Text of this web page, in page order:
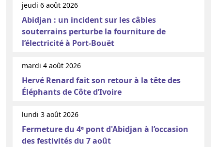
jeudi 6 août 2026
Abidjan : un incident sur les câbles
souterrains perturbe la fourniture de
l’électricité à Port-Bouët
mardi 4 août 2026
Hervé Renard fait son retour à la tête des
Éléphants de Côte d’Ivoire
lundi 3 août 2026
Fermeture du 4ᵉ pont d'Abidjan à l’occasion
des festivités du 7 août